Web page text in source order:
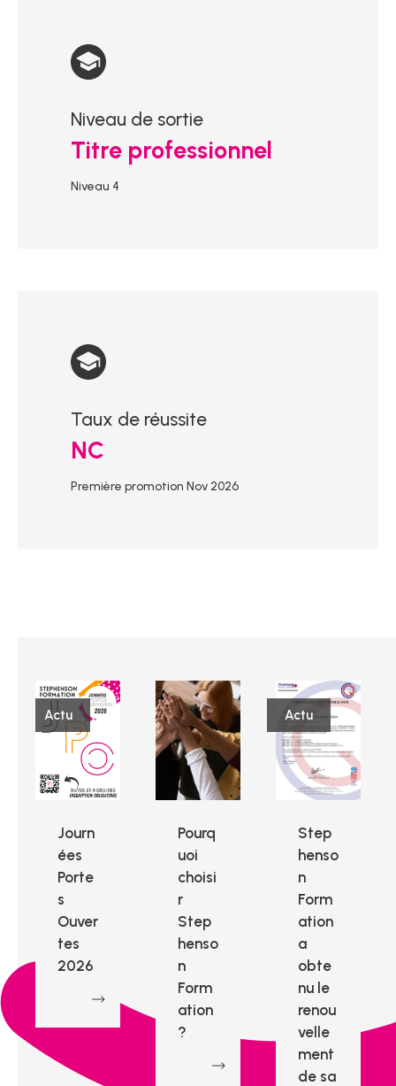
Niveau de sortie
Titre professionnel
Niveau 4
Taux de réussite
NC
Première promotion Nov 2026
Journ
ées
Porte
s
Ouver
tes
2026
Actu
Pourq
uoi
choisi
r
Step
henso
n
Form
ation
?
Step
henso
n
Form
ation
a
obte
nu le
renou
velle
ment
de sa
Actu